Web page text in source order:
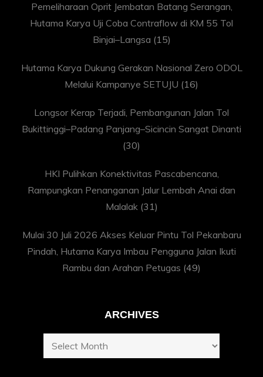
Pemeliharaan Oprit Jembatan Batang Serangan,
Hutama Karya Uji Coba Contraflow di KM 55 Tol
Binjai–Langsa (15)
Hutama Karya Dukung Gerakan Nasional Zero ODOL
Melalui Kampanye SETUJU (16)
Longsor Kerap Terjadi, Pembangunan Jalan Tol
Bukittinggi–Padang Panjang–Sicincin Sangat Dinanti
(30)
HKI Pulihkan Konektivitas Pascabencana,
Rampungkan Penanganan Jalur Lembah Anai dan
Malalak (31)
Mulai 30 Juli 2026 Akses Keluar Pintu Tol Pekanbaru
Pindah, Hutama Karya Imbau Pengguna Jalan Ikuti
Rambu dan Arahan Petugas (49)
ARCHIVES
Archives